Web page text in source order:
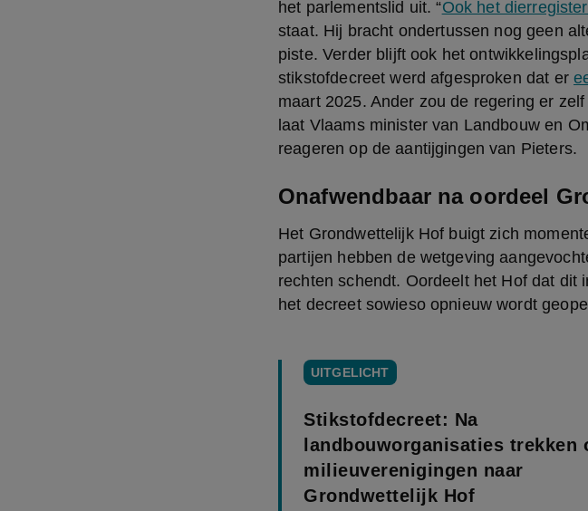
het parlementslid uit. “Ook het
staat. Hij bracht ondertussen nog geen
piste. Verder blijft ook het
stikstofdecreet werd afgesproken dat er
maart 2025. Ander zou de regering er
laat Vlaams minister van Landbouw en
reageren op de aantijgingen van Pieters.
Onafwendbaar na oordeel
Het Grondwettelijk Hof buigt zich
partijen hebben de wetgeving
rechten schendt. Oordeelt het Hof dat dit
het decreet sowieso opnieuw wordt
UITGELICHT
Stikstofdecreet: Na
landbouworganisaties trekken
milieuverenigingen naar
Grondwettelijk Hof